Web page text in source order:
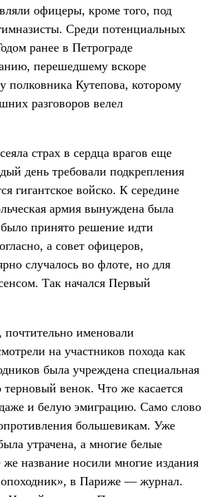
офицеры, кроме того, под
Среди потенциальных
ранее в Петрограде
перешедшему вскоре
Кутепова, которому
разговоров велел
страх в сердца врагов еще
день требовали подкрепления
гигантское войско. К середине
армия вынуждена была
принято решение идти
а совет офицеров,
случалось во флоте, но для
Так начался Первый
именовали
на участников похода как
была учреждена специальная
венок. Что же касается
и белую эмиграцию. Само слово
большевикам. Уже
утрачена, а многие белые
название носили многие издания
в Париже — журнал.